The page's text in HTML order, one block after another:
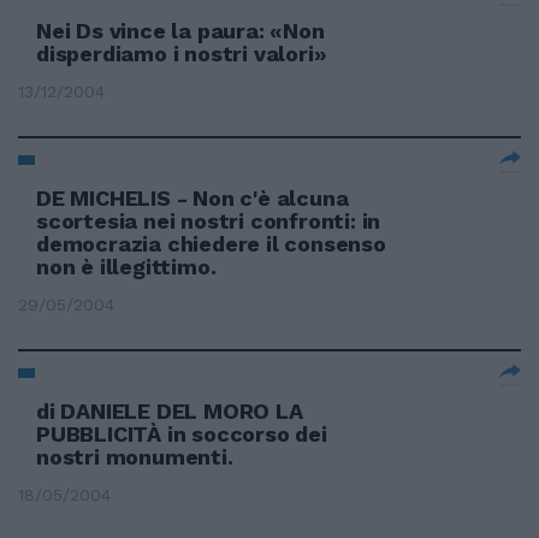
Nei Ds vince la paura: «Non
disperdiamo i nostri valori»
13/12/2004
DE MICHELIS - Non c'è alcuna
scortesia nei nostri confronti: in
democrazia chiedere il consenso
non è illegittimo.
29/05/2004
di DANIELE DEL MORO LA
PUBBLICITÀ in soccorso dei
nostri monumenti.
18/05/2004